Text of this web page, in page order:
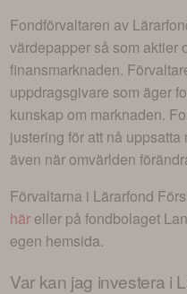
Fondförvaltaren av
värdepapper så som aktier
finansmarknaden.
uppdragsgivare som äger
kunskap om marknaden.
justering för att nå
även när omvärlden
Förvaltarna i Lärarfond
här eller på fondbolaget
egen hemsida.
Var kan jag investera i